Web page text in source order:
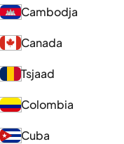
Cambodja
Canada
Tsjaad
Colombia
Cuba